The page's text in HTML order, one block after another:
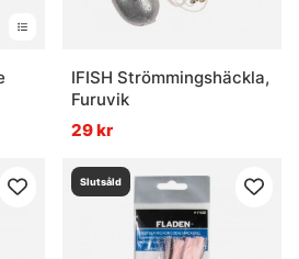
IFISH Strömmingshäckla,
Furuvik
29 kr
Slutsåld